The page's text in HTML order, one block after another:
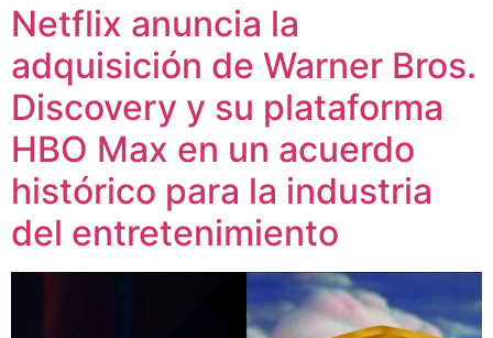
Netflix anuncia la
adquisición de Warner Bros.
Discovery y su plataforma
HBO Max en un acuerdo
histórico para la industria
del entretenimiento